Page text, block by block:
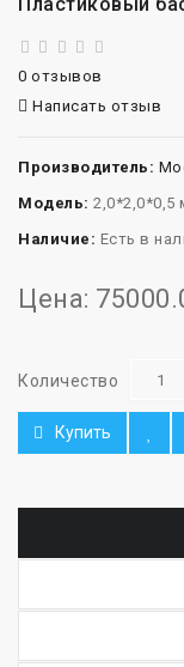
0 отзывов
Написать отзыв
Производитель:
Модель:
Наличие: Есть в
Цена:
Количество
Купить